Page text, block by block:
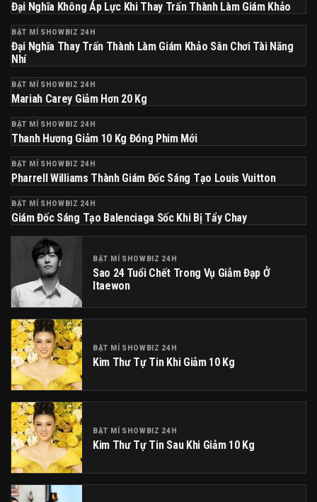
Đại Nghĩa Không Áp Lực Khi Thay Trấn Thành Làm Giám Khảo
BẬT MÍ SHOWBIZ 24H
Đại Nghĩa Thay Trấn Thành Làm Giám Khảo Sân Chơi Tài Năng
Nhí
BẬT MÍ SHOWBIZ 24H
Mariah Carey Giảm Hơn 20 Kg
BẬT MÍ SHOWBIZ 24H
Thanh Hương Giảm 10 Kg Đóng Phim Mới
BẬT MÍ SHOWBIZ 24H
Pharrell Williams Thành Giám Đốc Sáng Tạo Louis Vuitton
BẬT MÍ SHOWBIZ 24H
Giám Đốc Sáng Tạo Balenciaga Sốc Khi Bị Tẩy Chay
BẬT MÍ SHOWBIZ 24H
Sao 24 Tuổi Chết Trong Vụ Giẫm Đạp Ở
Itaewon
BẬT MÍ SHOWBIZ 24H
Kim Thư Tự Tin Khi Giảm 10 Kg
BẬT MÍ SHOWBIZ 24H
Kim Thư Tự Tin Sau Khi Giảm 10 Kg